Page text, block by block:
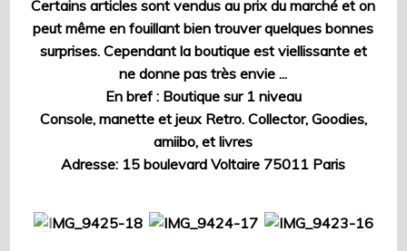
Certains articles sont vendus au prix du marché et on
peut même en fouillant bien trouver quelques bonnes
surprises. Cependant la boutique est viellissante et
ne donne pas très envie ...
En bref : Boutique sur 1 niveau
Console, manette et jeux Retro. Collector, Goodies,
amiibo, et livres
Adresse: 15 boulevard Voltaire 75011 Paris